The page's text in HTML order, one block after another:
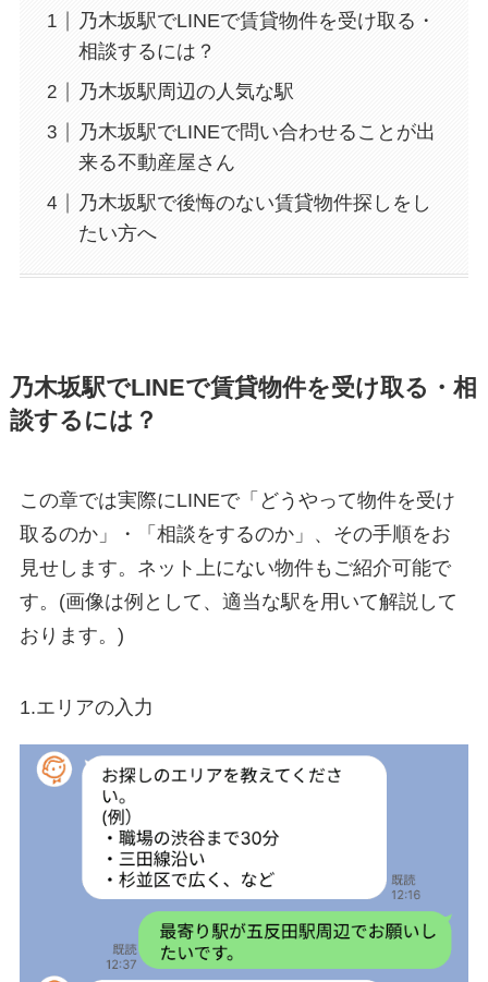
乃木坂駅でLINEで賃貸物件を受け取る・
相談するには？
乃木坂駅周辺の人気な駅
乃木坂駅でLINEで問い合わせることが出
来る不動産屋さん
乃木坂駅で後悔のない賃貸物件探しをし
たい方へ
乃木坂駅でLINEで賃貸物件を受け取る・相
談するには？
この章では実際にLINEで「どうやって物件を受け
取るのか」・「相談をするのか」、その手順をお
見せします。ネット上にない物件もご紹介可能で
す。(画像は例として、適当な駅を用いて解説して
おります。)
1.エリアの入力